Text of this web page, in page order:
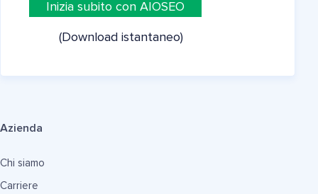
Inizia subito con AIOSEO
(Download istantaneo)
Azienda
Chi siamo
Carriere